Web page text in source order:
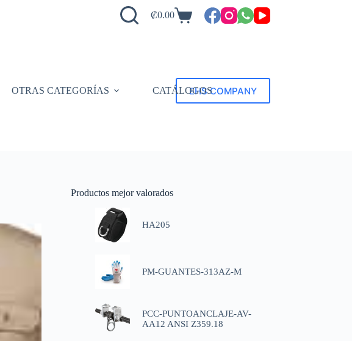
₡0.00
OTRAS CATEGORÍAS CATÁLOGOSEHS COMPANY
Productos mejor valorados
HA205
PM-GUANTES-313AZ-M
PCC-PUNTOANCLAJE-AV-
AA12 ANSI Z359.18